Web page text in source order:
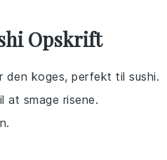
Opskrift
koges, perfekt til sushi.
at smage risene.